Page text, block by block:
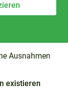
Ausnahmen
existieren